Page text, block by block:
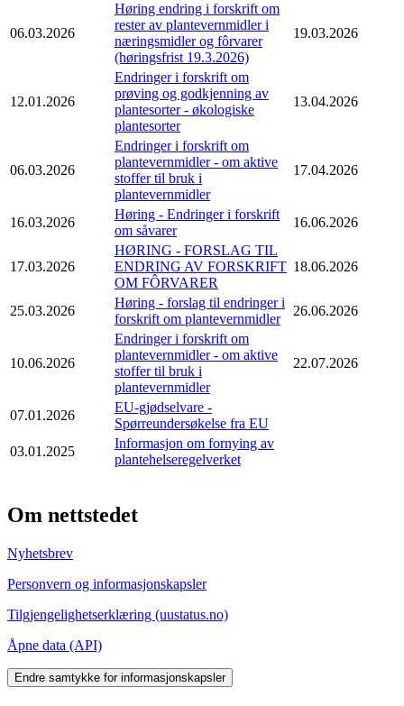
06.03.2026
Høring endring i forskrift om
rester av plantevernmidler i
næringsmidler og fôrvarer
(høringsfrist 19.3.2026)
19.03.2026
12.01.2026
Endringer i forskrift om
prøving og godkjenning av
plantesorter - økologiske
plantesorter
13.04.2026
06.03.2026
Endringer i forskrift om
plantevernmidler - om aktive
stoffer til bruk i
plantevernmidler
17.04.2026
16.03.2026
Høring - Endringer i forskrift
om såvarer
16.06.2026
17.03.2026
HØRING - FORSLAG TIL
ENDRING AV FORSKRIFT
OM FÔRVARER
18.06.2026
25.03.2026
Høring - forslag til endringer i
forskrift om plantevernmidler
26.06.2026
10.06.2026
Endringer i forskrift om
plantevernmidler - om aktive
stoffer til bruk i
plantevernmidler
22.07.2026
07.01.2026
EU-gjødselvare -
Spørreundersøkelse fra EU
03.01.2025
Informasjon om fornying av
plantehelseregelverket
Om nettstedet
Nyhetsbrev
Personvern og informasjonskapsler
Tilgjengelighetserklæring (uustatus.no)
Åpne data (API)
Endre samtykke for informasjonskapsler